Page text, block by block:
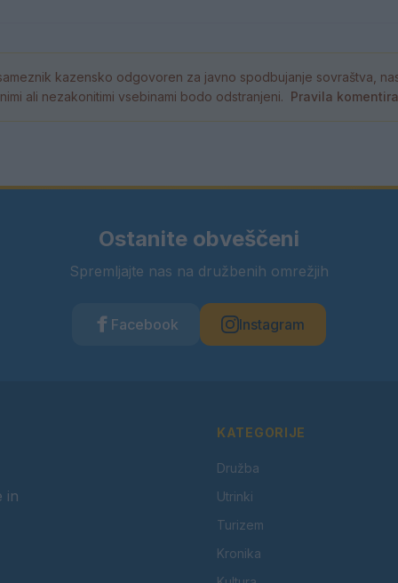
kazensko odgovoren za javno spodbujanje sovraštva,
ali nezakonitimi vsebinami bodo odstranjeni. Pravila
Ostanite obveščeni
Spremljajte nas na družbenih omrežjih
Facebook Instagram
in
KATEGORIJE
Družba
Utrinki
Turizem
Kronika